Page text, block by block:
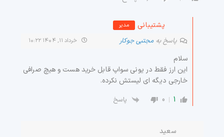
پشتیبانی مدیر
پاسخ بهمجتبی جوکار خرداد ۱۱, ۱۴۰۴ ۱۰:۲۲
سلام
این ارز فقط در یونی سواپ قابل خرید هست و هیچ صرافی
خارجی دیگه ای لیستش نکرده.
1
0 پاسخ
سعید